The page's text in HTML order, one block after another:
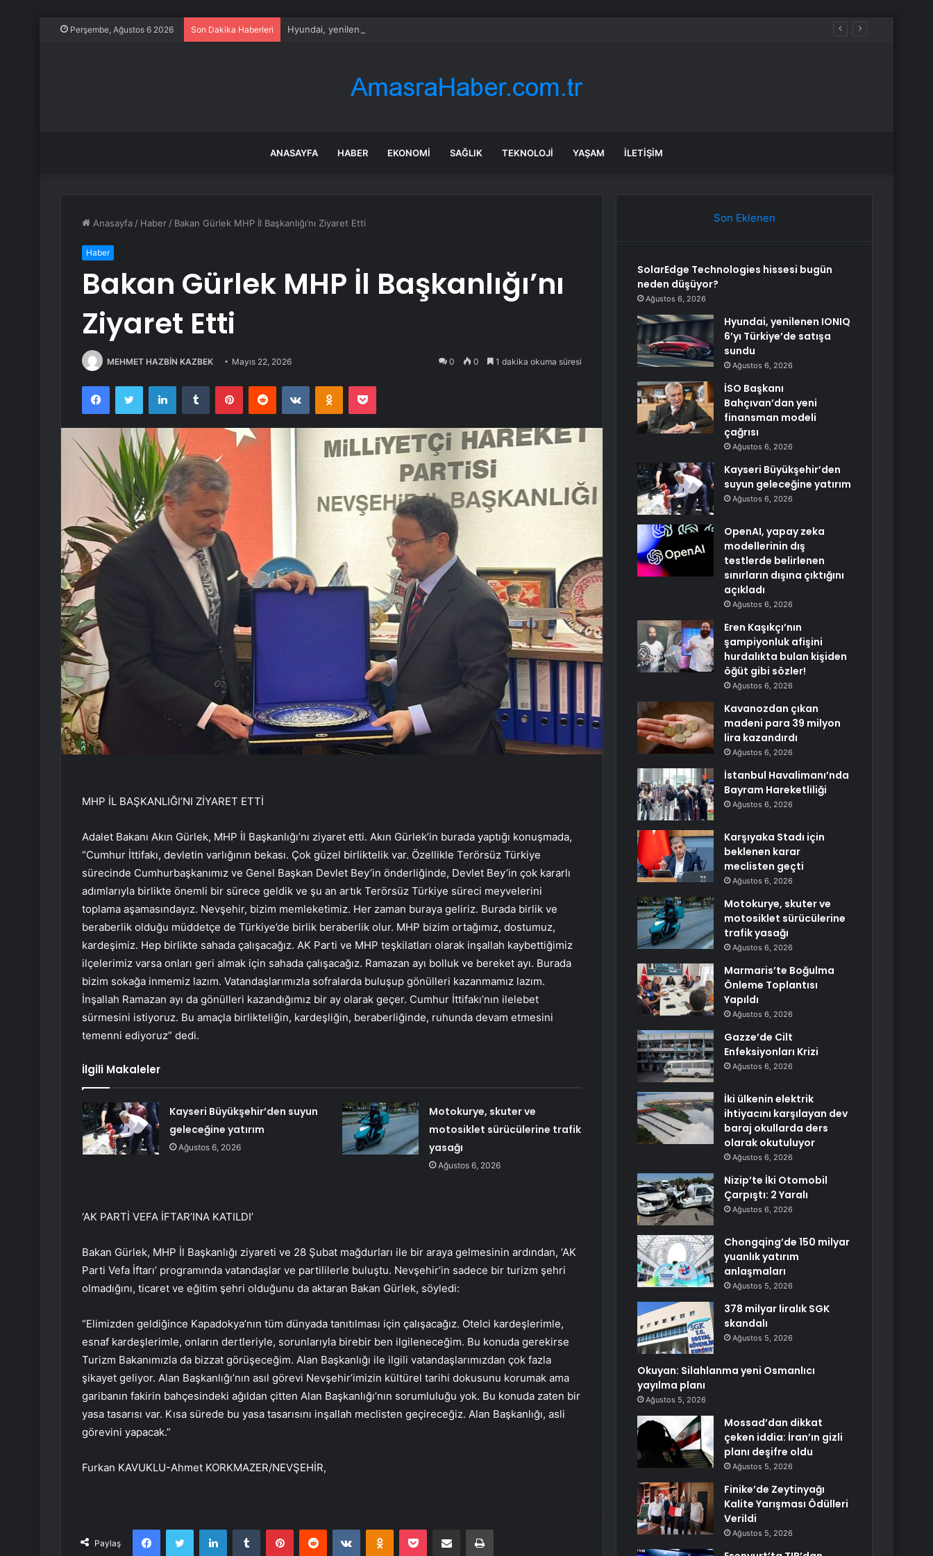
Perşembe, Ağustos 6 2026 Son Dakika Haberleri Hyundai, yenilenen IONIQ 6’yı Türkiye’de satışa sundu
ANASAYFA HABER EKONOMI SAĞLIK TEKNOLOJI YAŞAM İLETIŞIM
Anasayfa / Haber / Bakan Gürlek MHP İl Başkanlığı’nı Ziyaret Etti
Haber
Bakan Gürlek MHP İl Başkanlığı’nı
Ziyaret Etti
MEHMET HAZBİN KAZBEK Mayıs 22, 2026 0 0 1 dakika okuma süresi
FacebookTwitter LinkedInTumblr PinterestReddit VKontakteOdnoklassniki
Pocket
MHP İL BAŞKANLIĞI’NI ZİYARET ETTİ
Adalet Bakanı Akın Gürlek, MHP İl Başkanlığı’nı ziyaret etti. Akın Gürlek’in burada yaptığı konuşmada,
“Cumhur İttifakı, devletin varlığının bekası. Çok güzel birliktelik var. Özellikle Terörsüz Türkiye
sürecinde Cumhurbaşkanımız ve Genel Başkan Devlet Bey’in önderliğinde, Devlet Bey’in çok kararlı
adımlarıyla birlikte önemli bir sürece geldik ve şu an artık Terörsüz Türkiye süreci meyvelerini
toplama aşamasındayız. Nevşehir, bizim memleketimiz. Her zaman buraya geliriz. Burada birlik ve
beraberlik olduğu müddetçe de Türkiye’de birlik beraberlik olur. MHP bizim ortağımız, dostumuz,
kardeşimiz. Hep birlikte sahada çalışacağız. AK Parti ve MHP teşkilatları olarak inşallah kaybettiğimiz
ilçelerimiz varsa onları geri almak için sahada çalışacağız. Ramazan ayı bolluk ve bereket ayı. Burada
bizim sokağa inmemiz lazım. Vatandaşlarımızla sofralarda buluşup gönülleri kazanmamız lazım.
İnşallah Ramazan ayı da gönülleri kazandığımız bir ay olarak geçer. Cumhur İttifakı’nın ilelebet
sürmesini istiyoruz. Bu amaçla birlikteliğin, kardeşliğin, beraberliğinde, ruhunda devam etmesini
temenni ediyoruz” dedi.
İlgili Makaleler
Kayseri Büyükşehir’den suyun
geleceğine yatırım
Ağustos 6, 2026
Motokurye, skuter ve
motosiklet sürücülerine trafik
yasağı
Ağustos 6, 2026
‘AK PARTİ VEFA İFTAR’INA KATILDI’
Bakan Gürlek, MHP İl Başkanlığı ziyareti ve 28 Şubat mağdurları ile bir araya gelmesinin ardından, ‘AK
Parti Vefa İftarı’ programında vatandaşlar ve partililerle buluştu. Nevşehir’in sadece bir turizm şehri
olmadığını, ticaret ve eğitim şehri olduğunu da aktaran Bakan Gürlek, söyledi:
“Elimizden geldiğince Kapadokya’nın tüm dünyada tanıtılması için çalışacağız. Otelci kardeşlerimle,
esnaf kardeşlerimle, onların dertleriyle, sorunlarıyla birebir ben ilgileneceğim. Bu konuda gerekirse
Turizm Bakanımızla da bizzat görüşeceğim. Alan Başkanlığı ile ilgili vatandaşlarımızdan çok fazla
şikayet geliyor. Alan Başkanlığı’nın asıl görevi Nevşehir’imizin kültürel tarihi dokusunu korumak ama
garibanın fakirin bahçesindeki ağıldan çitten Alan Başkanlığı’nın sorumluluğu yok. Bu konuda zaten bir
yasa tasarısı var. Kısa sürede bu yasa tasarısını inşallah meclisten geçireceğiz. Alan Başkanlığı, asli
görevini yapacak.”
Furkan KAVUKLU-Ahmet KORKMAZER/NEVŞEHİR,
Paylaş
FacebookTwitter LinkedInTumblr PinterestReddit VKontakteOdnoklassniki
Pocket E-Posta ile paylaş Yazdır
Son Eklenen
SolarEdge Technologies hissesi bugün
neden düşüyor?
Ağustos 6, 2026
Hyundai, yenilenen IONIQ
6’yı Türkiye’de satışa
sundu
Ağustos 6, 2026
İSO Başkanı
Bahçıvan’dan yeni
finansman modeli
çağrısı
Ağustos 6, 2026
Kayseri Büyükşehir’den
suyun geleceğine yatırım
Ağustos 6, 2026
OpenAI, yapay zeka
modellerinin dış
testlerde belirlenen
sınırların dışına çıktığını
açıkladı
Ağustos 6, 2026
Eren Kaşıkçı’nın
şampiyonluk afişini
hurdalıkta bulan kişiden
öğüt gibi sözler!
Ağustos 6, 2026
Kavanozdan çıkan
madeni para 39 milyon
lira kazandırdı
Ağustos 6, 2026
İstanbul Havalimanı’nda
Bayram Hareketliliği
Ağustos 6, 2026
Karşıyaka Stadı için
beklenen karar
meclisten geçti
Ağustos 6, 2026
Motokurye, skuter ve
motosiklet sürücülerine
trafik yasağı
Ağustos 6, 2026
Marmaris’te Boğulma
Önleme Toplantısı
Yapıldı
Ağustos 6, 2026
Gazze’de Cilt
Enfeksiyonları Krizi
Ağustos 6, 2026
İki ülkenin elektrik
ihtiyacını karşılayan dev
baraj okullarda ders
olarak okutuluyor
Ağustos 6, 2026
Nizip’te İki Otomobil
Çarpıştı: 2 Yaralı
Ağustos 6, 2026
Chongqing’de 150 milyar
yuanlık yatırım
anlaşmaları
Ağustos 5, 2026
378 milyar liralık SGK
skandalı
Ağustos 5, 2026
Okuyan: Silahlanma yeni Osmanlıcı
yayılma planı
Ağustos 5, 2026
Mossad’dan dikkat
çeken iddia: İran’ın gizli
planı deşifre oldu
Ağustos 5, 2026
Finike’de Zeytinyağı
Kalite Yarışması Ödülleri
Verildi
Ağustos 5, 2026